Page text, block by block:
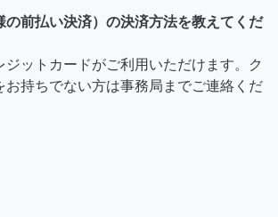
の前払い決済）の決済方法を教えてくだ
ジットカードがご利用いただけます。ク
お持ちでない方は事務局までご連絡くだ